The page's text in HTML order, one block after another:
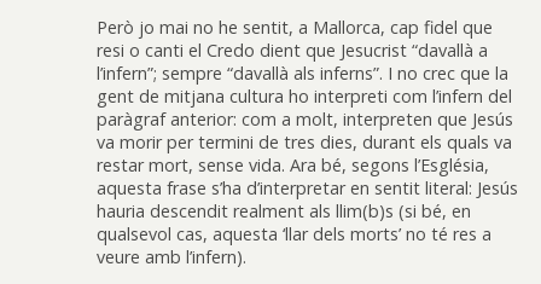
Però jo mai no he sentit, a Mallorca, cap fidel que
resi o canti el Credo dient que Jesucrist “davallà a
l’infern”; sempre “davallà als inferns”. I no crec que la
gent de mitjana cultura ho interpreti com l’infern del
paràgraf anterior: com a molt, interpreten que Jesús
va morir per termini de tres dies, durant els quals va
restar mort, sense vida. Ara bé, segons l’Església,
aquesta frase s’ha d’interpretar en sentit literal: Jesús
hauria descendit realment als llim(b)s (si bé, en
qualsevol cas, aquesta ‘llar dels morts’ no té res a
veure amb l’infern).